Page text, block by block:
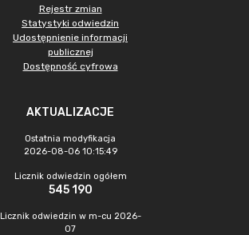
Rejestr zmian
Statystyki odwiedzin
Udostępnienie informacji
publicznej
Dostępność cyfrowa
AKTUALIZACJE
Ostatnia modyfikacja
2026-08-06 10:15:49
Licznik odwiedzin ogółem
545 190
Licznik odwiedzin w m-cu 2026-
07